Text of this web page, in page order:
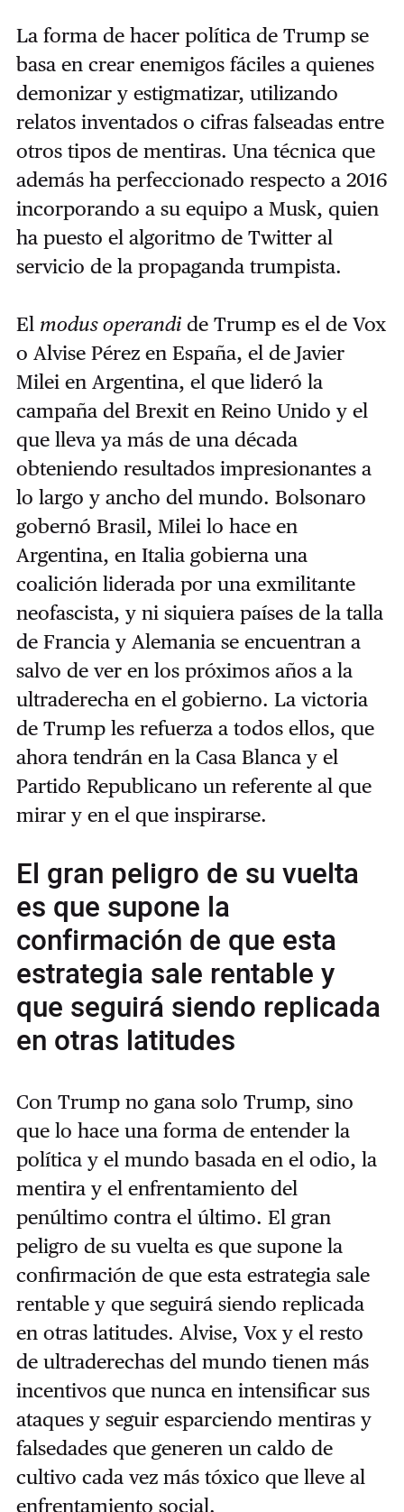
La forma de hacer política de Trump se
basa en crear enemigos fáciles a quienes
demonizar y estigmatizar, utilizando
relatos inventados o cifras falseadas entre
otros tipos de mentiras. Una técnica que
además ha perfeccionado respecto a 2016
incorporando a su equipo a Musk, quien
ha puesto el algoritmo de Twitter al
servicio de la propaganda trumpista.
El modus operandide Trump es el de Vox
o Alvise Pérez en España, el de Javier
Milei en Argentina, el que lideró la
campaña del Brexit en Reino Unido y el
que lleva ya más de una década
obteniendo resultados impresionantes a
lo largo y ancho del mundo. Bolsonaro
gobernó Brasil, Milei lo hace en
Argentina, en Italia gobierna una
coalición liderada por una exmilitante
neofascista, y ni siquiera países de la talla
de Francia y Alemania se encuentran a
salvo de ver en los próximos años a la
ultraderecha en el gobierno. La victoria
de Trump les refuerza a todos ellos, que
ahora tendrán en la Casa Blanca y el
Partido Republicano un referente al que
mirar y en el que inspirarse.
El gran peligro de su vuelta
es que supone la
confirmación de que esta
estrategia sale rentable y
que seguirá siendo replicada
en otras latitudes
Con Trump no gana solo Trump, sino
que lo hace una forma de entender la
política y el mundo basada en el odio, la
mentira y el enfrentamiento del
penúltimo contra el último. El gran
peligro de su vuelta es que supone la
confirmación de que esta estrategia sale
rentable y que seguirá siendo replicada
en otras latitudes. Alvise, Vox y el resto
de ultraderechas del mundo tienen más
incentivos que nunca en intensificar sus
ataques y seguir esparciendo mentiras y
falsedades que generen un caldo de
cultivo cada vez más tóxico que lleve al
enfrentamiento social.